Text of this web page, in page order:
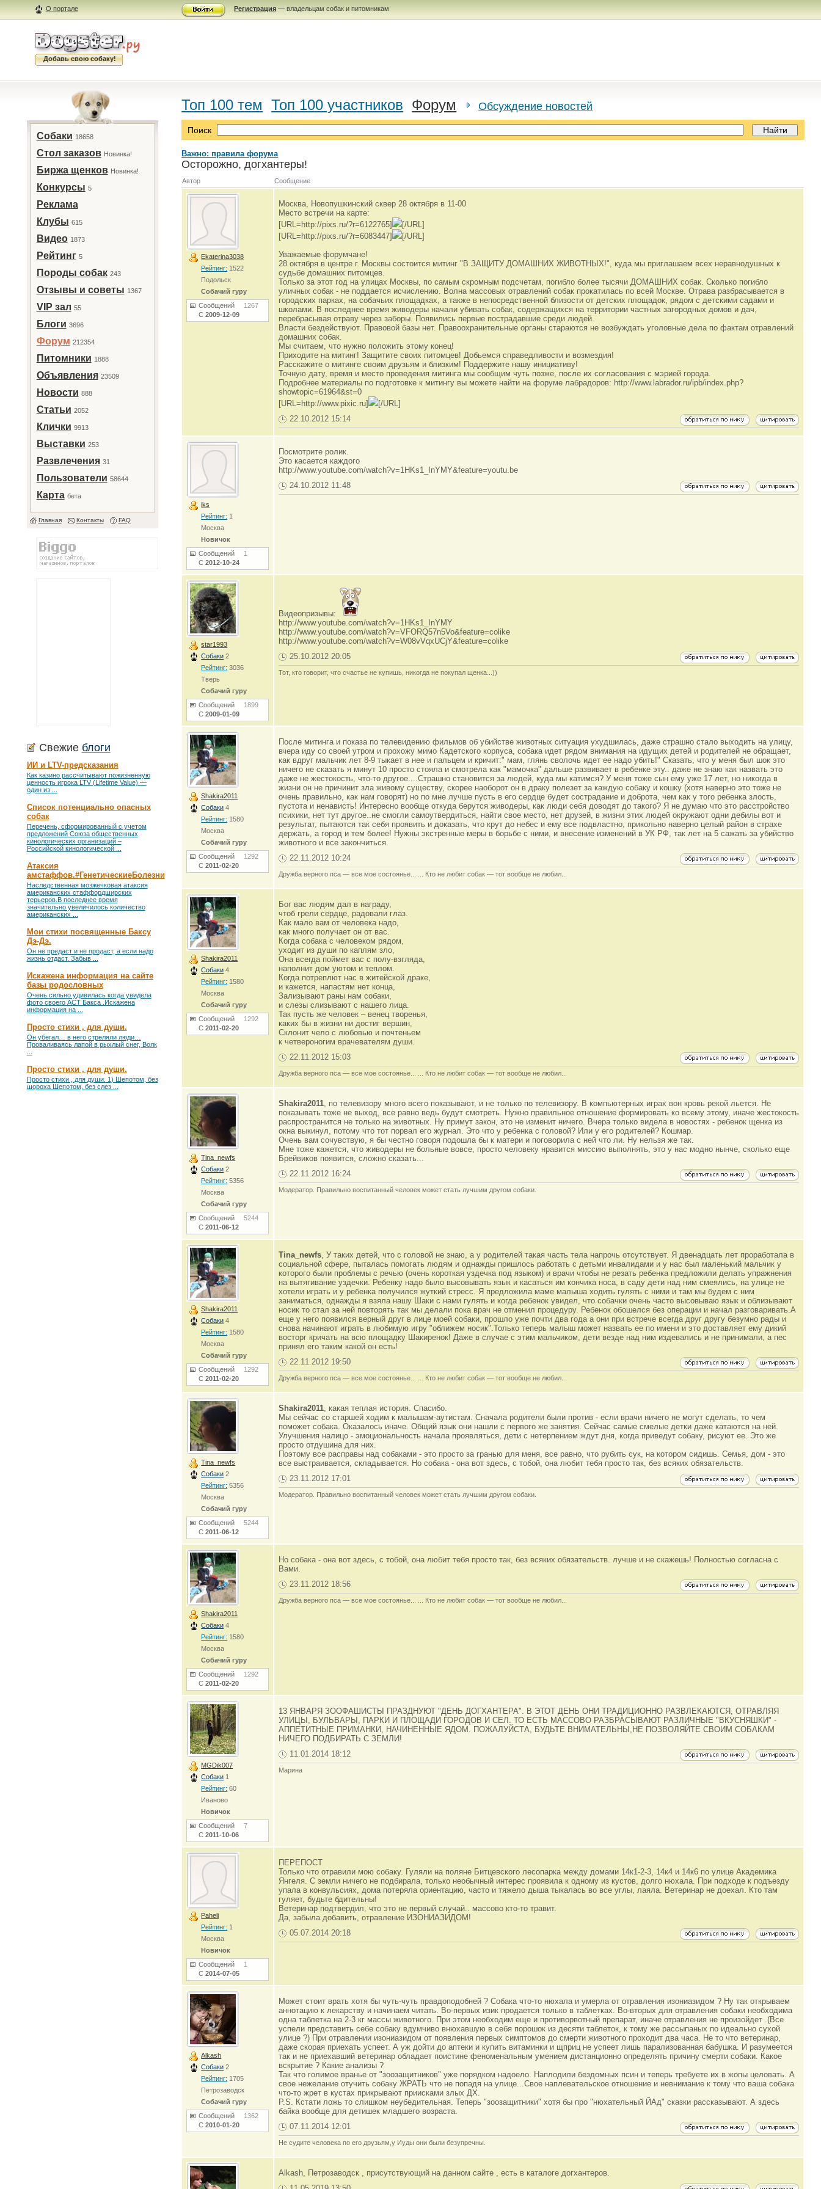
О портале Регистрация — владельцам собак и питомникам
Добавь свою собаку!
Собаки 18658
Стол заказов Новинка!
Биржа щенков Новинка!
Конкурсы 5
Реклама
Клубы 615
Видео 1873
Рейтинг 5
Породы собак 243
Отзывы и советы 1367
VIP зал 55
Блоги 3696
Форум 212354
Питомники 1888
Объявления 23509
Новости 888
Статьи 2052
Клички 9913
Выставки 253
Развлечения 31
Пользователи 58644
Карта бета
Главная Контакты FAQ
Свежие блоги
ИИ и LTV-предсказания
Как казино рассчитывают пожизненную
ценность игрока LTV (Lifetime Value) —
один из ...
Список потенциально опасных
собак
Перечень, сформированный с учетом
предложений Союза общественных
кинологических организаций –
Российской кинологической ...
Атаксия
амстаффов.#ГенетическиеБолезни
Наследственная мозжечковая атаксия
американских стаффордширских
терьеров.В последнее время
значительно увеличилось количество
американских ...
Мои стихи посвященные Баксу
Дэ-Дэ.
Он не предаст и не продаст, а если надо
жизнь отдаст. Забыв ...
Искажена информация на сайте
базы родословных
Очень сильно удивилась когда увидела
фото своего АСТ Бакса .Искажена
информация на ...
Просто стихи , для души.
Он убегал… в него стреляли люди…
Проваливаясь лапой в рыхлый снег, Волк
Просто стихи , для души.
Просто стихи , для души. 1) Шепотом, без
шороха Шепотом, без слез ...
Топ 100 тем Топ 100 участников Форум Обсуждение новостей
Поиск
Важно: правила форума
Осторожно, догхантеры!
Автор Сообщение
Ekaterina3038
Рейтинг: 1522
Подольск
Собачий гуру
Сообщений 1267
С2009-12-09
Москва, Новопушкинский сквер 28 октября в 11-00
Место встречи на карте:
[URL=http://pixs.ru/?r=6122765]
[/URL]
[URL=http://pixs.ru/?r=6083447]
[/URL]
Уважаемые форумчане!
28 октября в центре г. Москвы состоится митинг "В ЗАЩИТУ ДОМАШНИХ ЖИВОТНЫХ!", куда мы приглашаем всех неравнодушных к
судьбе домашних питомцев.
Только за этот год на улицах Москвы, по самым скромным подсчетам, погибло более тысячи ДОМАШНИХ собак. Сколько погибло
уличных собак - не поддается исчислению. Волна массовых отравлений собак прокатилась по всей Москве. Отрава разбрасывается в
городских парках, на собачьих площадках, а также в непосредственной близости от детских площадок, рядом с детскими садами и
школами. В последнее время живодеры начали убивать собак, содержащихся на территории частных загородных домов и дач,
перебрасывая отраву через заборы. Появились первые пострадавшие среди людей.
Власти бездействуют. Правовой базы нет. Правоохранительные органы стараются не возбуждать уголовные дела по фактам отравлений
домашних собак.
Мы считаем, что нужно положить этому конец!
Приходите на митинг! Защитите своих питомцев! Добьемся справедливости и возмездия!
Расскажите о митинге своим друзьям и близким! Поддержите нашу инициативу!
Точную дату, время и место проведения митинга мы сообщим чуть позже, после их согласования с мэрией города.
Подробнее материалы по подготовке к митингу вы можете найти на форуме лабрадоров: http://www.labrador.ru/ipb/index.php?
showtopic=61964&st=0
[URL=http://www.pixic.ru]
[/URL]
22.10.2012 15:14
iks
Рейтинг: 1
Москва
Новичок
Сообщений 1
С2012-10-24
Посмотрите ролик.
Это касается каждого
http://www.youtube.com/watch?v=1HKs1_InYMY&feature=youtu.be
24.10.2012 11:48
star1993
Собаки 2
Рейтинг: 3036
Тверь
Собачий гуру
Сообщений 1899
С2009-01-09
Видеопризывы:
http://www.youtube.com/watch?v=1HKs1_InYMY
http://www.youtube.com/watch?v=VFORQ57n5Vo&feature=colike
http://www.youtube.com/watch?v=W08vVqxUCjY&feature=colike
25.10.2012 20:05
Тот, кто говорит, что счастье не купишь, никогда не покупал щенка...))
Shakira2011
Собаки 4
Рейтинг: 1580
Москва
Собачий гуру
Сообщений 1292
С2011-02-20
После митинга и показа по телевидению фильмов об убийстве животных ситуация ухудшилась, даже страшно стало выходить на улицу,
вчера иду со своей утром и прохожу мимо Кадетского корпуса, собака идет рядом внимания на идущих детей и родителей не обращает,
как вдруг мальчик лет 8-9 тыкает в нее и пальцем и кричит:" мам, глянь сволочь идет ее надо убить!" Сказать, что у меня был шок это
ничего не сказать я минут 10 просто стояла и смотрела как "мамочка" дальше развивает в ребенке эту.. даже не знаю как назвать это
даже не жестокость, что-то другое....Страшно становится за людей, куда мы катимся? У меня тоже сын ему уже 17 лет, но никогда в
жизни он не причинит зла живому существу, скорее наоборот он в драку полезет за каждую собаку и кошку (хотя наверно это тоже не
очень правильно, как нам говорят) но по мне лучше пусть в его сердце будет сострадание и доброта, чем как у того ребенка злость,
пустота и ненависть! Интересно вообще откуда берутся живодеры, как люди себя доводят до такого? Я не думаю что это расстройство
психики, нет тут другое..не смогли самоутвердиться, найти свое место, нет друзей, в жизни этих людей окружают одни дебилы вот и
результат, пытаются так себя проявить и доказать, что крут до небес и ему все подвластно, прикольно наверно целый район в страхе
держать, а город и тем более! Нужны экстренные меры в борьбе с ними, и внесение изменений в УК РФ, так лет на 5 сажать за убийство
животного и все закончиться.
22.11.2012 10:24
Дружба верного пса — все мое состоянье... ... Кто не любит собак — тот вообще не любил...
Shakira2011
Собаки 4
Рейтинг: 1580
Москва
Собачий гуру
Сообщений 1292
С2011-02-20
Бог вас людям дал в награду,
чтоб грели сердце, радовали глаз.
Как мало вам от человека надо,
как много получает он от вас.
Когда собака с человеком рядом,
уходит из души по каплям зло,
Она всегда поймет вас с полу-взгляда,
наполнит дом уютом и теплом.
Когда потреплют нас в житейской драке,
и кажется, напастям нет конца,
Зализывают раны нам собаки,
и слезы слизывают с нашего лица.
Так пусть же человек – венец творенья,
каких бы в жизни ни достиг вершин,
Склонит чело с любовью и почтеньем
к четвероногим врачевателям души.
22.11.2012 15:03
Дружба верного пса — все мое состоянье... ... Кто не любит собак — тот вообще не любил...
Tina_newfs
Собаки 2
Рейтинг: 5356
Москва
Собачий гуру
Сообщений5244
С2011-06-12
Shakira2011, по телевизору много всего показывают, и не только по телевизору. В компьютерных играх вон кровь рекой льется. Не
показывать тоже не выход, все равно ведь будут смотреть. Нужно правильное отношение формировать ко всему этому, иначе жестокость
распространится не только на животных. Ну примут закон, это не изменит ничего. Вчера только видела в новостях - ребенок щенка из
окна выкинул, потому что тот порвал его журнал. Это что у ребенка с головой? Или у его родителей? Кошмар.
Очень вам сочувствую, я бы честно говоря подошла бы к матери и поговорила с ней что ли. Ну нельзя же так.
Мне тоже кажется, что живодеры не больные вовсе, просто человеку нравится миссию выполнять, это у нас модно нынче, сколько еще
Брейвиков появится, сложно сказать...
22.11.2012 16:24
Модератор. Правильно воспитанный человек может стать лучшим другом собаки.
Shakira2011
Собаки 4
Рейтинг: 1580
Москва
Собачий гуру
Сообщений 1292
С2011-02-20
Tina_newfs, У таких детей, что с головой не знаю, а у родителей такая часть тела напрочь отсутствует. Я двенадцать лет проработала в
социальной сфере, пыталась помогать людям и однажды пришлось работать с детьми инвалидами и у нас был маленький мальчик у
которого были проблемы с речью (очень короткая уздечка под языком) и врачи чтобы не резать ребенка предложили делать упражнения
на вытягивание уздечки. Ребенку надо было высовывать язык и касаться им кончика носа, в саду дети над ним смеялись, на улице не
хотели играть и у ребенка получился жуткий стресс. Я предложила маме малыша ходить гулять с ними и там мы будем с ним
заниматься, однажды я взяла нашу Шаки с нами гулять и когда ребенок увидел, что собачки очень часто высовываю язык и облизывают
носик то стал за ней повторять так мы делали пока врач не отменил процедуру. Ребенок обошелся без операции и начал разговаривать.А
еще у него появился верный друг в лице моей собаки, прошло уже почти два года а они при встрече всегда друг другу безумно рады и
снова начинают играть в любимую игру "оближем носик".Только теперь малыш может назвать ее по имени и это доставляет ему дикий
восторг кричать на всю площадку Шакиренок! Даже в случае с этим мальчиком, дети везде над ним издевались и не принимали, а пес
принял его таким какой он есть!
22.11.2012 19:50
Дружба верного пса — все мое состоянье... ... Кто не любит собак — тот вообще не любил...
Tina_newfs
Собаки 2
Рейтинг: 5356
Москва
Собачий гуру
Сообщений5244
С2011-06-12
Shakira2011, какая теплая история. Спасибо.
Мы сейчас со старшей ходим к малышам-аутистам. Сначала родители были против - если врачи ничего не могут сделать, то чем
поможет собака. Оказалось иначе. Общий язык они нашли с первого же занятия. Сейчас самые смелые детки даже катаются на ней.
Улучшения налицо - эмоциональность начала проявляться, дети с нетерпением ждут дня, когда приведут собаку, рисуют ее. Это же
просто отдушина для них.
Поэтому все расправы над собаками - это просто за гранью для меня, все равно, что рубить сук, на котором сидишь. Семья, дом - это
все выстраивается, складывается. Но собака - она вот здесь, с тобой, она любит тебя просто так, без всяких обязательств.
23.11.2012 17:01
Модератор. Правильно воспитанный человек может стать лучшим другом собаки.
Shakira2011
Собаки 4
Рейтинг: 1580
Москва
Собачий гуру
Сообщений 1292
С2011-02-20
Но собака - она вот здесь, с тобой, она любит тебя просто так, без всяких обязательств. лучше и не скажешь! Полностью согласна с
Вами.
23.11.2012 18:56
Дружба верного пса — все мое состоянье... ... Кто не любит собак — тот вообще не любил...
MGDik007
Собаки 1
Рейтинг: 60
Иваново
Новичок
Сообщений7
С2011-10-06
13 ЯНВАРЯ ЗООФАШИСТЫ ПРАЗДНУЮТ "ДЕНЬ ДОГХАНТЕРА". В ЭТОТ ДЕНЬ ОНИ ТРАДИЦИОННО РАЗВЛЕКАЮТСЯ, ОТРАВЛЯЯ
УЛИЦЫ, БУЛЬВАРЫ, ПАРКИ И ПЛОЩАДИ ГОРОДОВ И СЕЛ. ТО ЕСТЬ МАССОВО РАЗБРАСЫВАЮТ РАЗЛИЧНЫЕ "ВКУСНЯШКИ" -
АППЕТИТНЫЕ ПРИМАНКИ, НАЧИНЕННЫЕ ЯДОМ. ПОЖАЛУЙСТА, БУДЬТЕ ВНИМАТЕЛЬНЫ,НЕ ПОЗВОЛЯЙТЕ СВОИМ СОБАКАМ
НИЧЕГО ПОДБИРАТЬ С ЗЕМЛИ!
11.01.2014 18:12
Марина
Paheli
Рейтинг: 1
Москва
Новичок
Сообщений 1
С2014-07-05
ПЕРЕПОСТ
Только что отравили мою собаку. Гуляли на поляне Битцевского лесопарка между домами 14к1-2-3, 14к4 и 14к6 по улице Академика
Янгеля. С земли ничего не подбирала, только необычный интерес проявила к одному из кустов, долго нюхала. При подходе к подъезду
упала в конвульсиях, дома потеряла ориентацию, часто и тяжело дыша тыкалась во все углы, лаяла. Ветеринар не доехал. Кто там
гуляет, будьте бдительны!
Ветеринар подтвердил, что это не первый случай.. массово кто-то травит.
Да, забыла добавить, отравление ИЗОНИАЗИДОМ!
05.07.2014 20:18
Alkash
Собаки 2
Рейтинг: 1705
Петрозаводск
Собачий гуру
Сообщений 1362
С2010-01-20
Может стоит врать хотя бы чуть-чуть правдоподобней ? Собака что-то нюхала и умерла от отравления изониазидом ? Ну так открываем
аннотацию к лекарству и начинаем читать. Во-первых изик продается только в таблетках. Во-вторых для отравления собаки необходима
одна таблетка на 2-3 кг массы животного. При этом необходим еще и противорвотный препарат, иначе отравления не произойдет .(Все
успели представить себе собаку вдумчиво внюхавшую в себя порошок из десяти таблеток, к тому же рассыпаных по идеально сухой
улице ?) При отравлении изониазидом от появления первых симптомов до смерти животного проходит два часа. Не то что ветеринар,
даже скорая приехать успеет. А уж дойти до аптеки и купить витаминки и щприц не успеет лишь парализованная бабушка. И разумеется
так и не приехавший ветеринар обладает поистине феноменальным умением дистанционно определять причину смерти собаки. Какое
вскрытие ? Какие анализы ?
Так что голимое вранье от "зоозащитников" уже порядком надоело. Наплодили бездомных псин и теперь требуете их в жопы целовать. А
свое нежелание отучить собаку ЖРАТЬ что не попадя на улице...Свое наплевательское отношение и невнимание к тому что ваша собака
что-то жрет в кустах прикрывают приисками злых ДХ.
P.S. Кстати ложь то слишком неубедительная. Теперь "зоозащитники" хотя бы про "нюхательный ЙАд" сказки рассказывают. А здесь
байка вообще для детишек младшего возраста.
07.11.2014 12:01
Не судите человека по его друзьям,у Иуды они были безупречны.
Alkash, Петрозаводск , присутствующий на данном сайте , есть в каталоге догхантеров.